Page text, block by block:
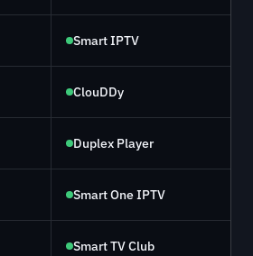
Smart IPTV
ClouDDy
Duplex Player
Smart One IPTV
Smart TV Club